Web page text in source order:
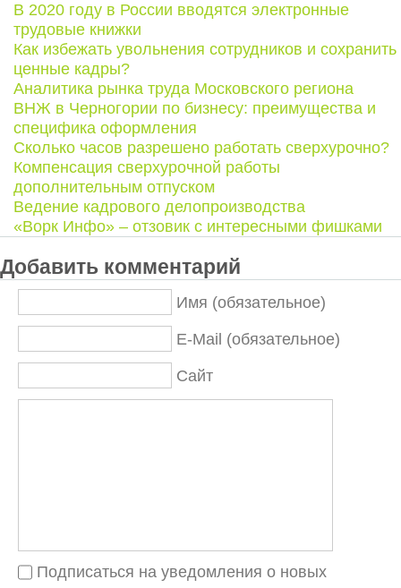
В 2020 году в России вводятся электронные
трудовые книжки
Как избежать увольнения сотрудников и сохранить
ценные кадры?
Аналитика рынка труда Московского региона
ВНЖ в Черногории по бизнесу: преимущества и
специфика оформления
Сколько часов разрешено работать сверхурочно?
Компенсация сверхурочной работы
дополнительным отпуском
Ведение кадрового делопроизводства
«Ворк Инфо» – отзовик с интересными фишками
Добавить комментарий
Имя (обязательное)
E-Mail (обязательное)
Сайт
Подписаться на уведомления о новых